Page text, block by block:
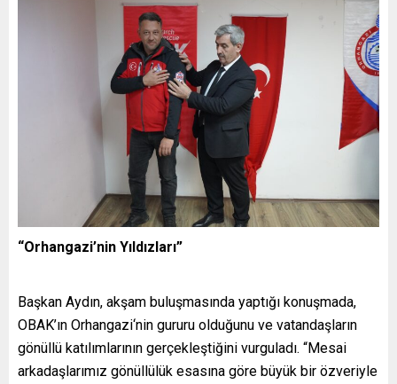
“Orhangazi’nin Yıldızları”
Başkan Aydın, akşam buluşmasında yaptığı konuşmada,
OBAK’ın Orhangazi‘nin gururu olduğunu ve vatandaşların
gönüllü katılımlarının gerçekleştiğini vurguladı. “Mesai
arkadaşlarımız gönüllülük esasına göre büyük bir özveriyle